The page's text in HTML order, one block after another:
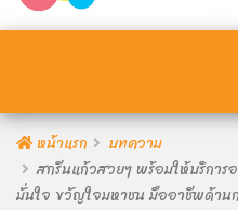
หน้าแรก
บทความ
สกรีนแก้วสวยๆ พร้อมให้บริกา
มั่นใจ ขวัญใจมหาชน มืออาชีพด้าน